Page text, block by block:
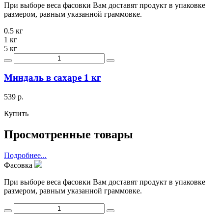
При выборе веса фасовки Вам доставят продукт в упаковке
размером, равным указанной граммовке.
0.5 кг
1 кг
5 кг
Миндаль в сахаре 1 кг
539 р.
Купить
Просмотренные товары
Подробнее...
Фасовка
При выборе веса фасовки Вам доставят продукт в упаковке
размером, равным указанной граммовке.